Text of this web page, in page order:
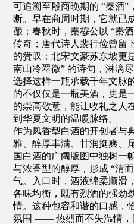
可追溯至殷商晚期的 “秦酒”
断。早在商周时期，它就已
酿；春秋时，秦穆公以 “秦
传奇；唐代诗人裴行俭曾留
的赞叹；北宋文豪苏东坡更
南山冷翠微” 的诗句，淋漓
选择这样一瓶承载千年文脉
的不仅仅是一瓶美酒，更是
的崇高敬意，能让收礼之人
到华夏文明的温暖脉络。
作为凤香型白酒的开创者与
雅、醇厚丰满、甘润挺爽、
国白酒的广阔版图中独树一
与浓香型的醇厚，形成 “清
气。入口时，酒液绵柔顺滑
各味均衡，既有烈酒的强劲
情。这种包容和谐的口感，
氛围 —— 热烈而不失温情，